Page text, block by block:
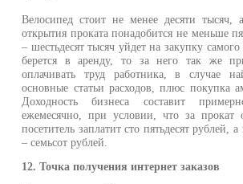
Велосипед стоит не менее десяти
открытия проката понадобится не меньше
– шестьдесят тысяч уйдет на закупку
берется в аренду, то за него так же
оплачивать труд работника, в случае
основные статьи расходов, плюс покупка
Доходность бизнеса составит
ежемесячно, при условии, что за
посетитель заплатит сто пятьдесят рублей,
– семьсот рублей.
12. Точка получения интернет заказов